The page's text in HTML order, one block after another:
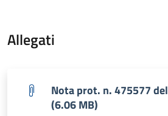
Allegati
Nota prot. n. 475577
(6.06 MB)